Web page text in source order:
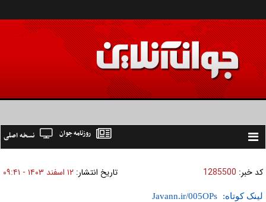
Toggle
نسخه اصلی روزنامه جوان
کد خبر: 1285500 تاریخ انتشار: ۱۲ اسفند ۱۴۰۳ - ۰۹:۴۱
لینک کوتاه: